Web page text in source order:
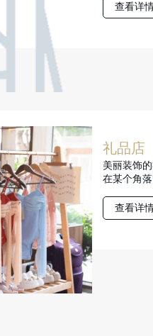
查看详
礼品店
美丽装饰
在某个角
查看详